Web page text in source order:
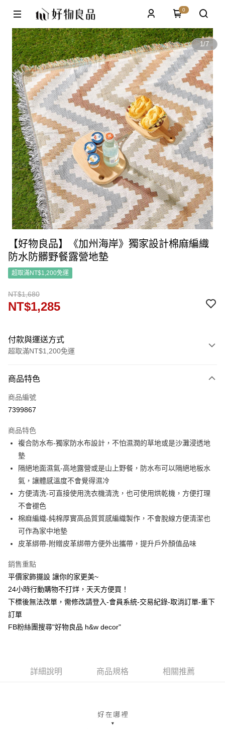
0
1/7
【好物良品】《加州海岸》獨家設計棉麻編織
防水防髒野餐露營地墊
超取滿NT$1,200免運
NT$1,680
NT$1,285
付款與運送方式
超取滿NT$1,200免運
信用卡一次付款
信用卡分期付款
合作金庫商業銀行
華南商業銀行
彰化商業銀行
上海商業儲蓄銀行
國泰世華商業銀行
兆豐國際商業銀行
臺灣中小企業銀行
匯豐（台灣）商業銀行
華泰商業銀行
聯邦商業銀行
遠東國際商業銀行
元大商業銀行
玉山商業銀行
星展（台灣）商業銀行
台新國際商業銀行
台灣樂天信用卡公司
6 期 0 利率 每期
華南商業銀行
上海商業儲蓄銀行
台北富邦商業銀行
國泰世華商業銀行
臺灣中小企業銀行
台中商業銀行
匯豐（台灣）商業銀行
聯邦商業銀行
遠東國際商業銀行
元大商業銀行
永豐商業銀行
玉山商業銀行
台新國際商業銀行
中國信託商業銀行
超商取貨付款
LINE Pay
Apple Pay
街口支付
悠遊付
全盈+PAY
AFTEE先享後付
相關說明
【關於「AFTEE先享後付」】
AFTEE先享後付是「在收到商品之後才付款」的支付方式。 讓您購物簡單
便利好安心！
１．簡單：不需註冊會員、不需綁卡、不需儲值。
２．便利：只要手機號碼，簡訊認證，即可結帳。
結帳頁面，進行簡訊認證並確認金額後，即可完成結帳。
購買商品的店家。未經商家同意取消之訂單仍視為有效，需透過AFTEE先享
運送方式
7-11取貨付款，消費滿 $1200(含以上)免運費
每筆NT$80，滿NT$1,200(含以上)免運費
商品特色
商品編號
7399867
商品特色
複合防水布-獨家防水布設計，不怕濕潤的草地或是沙灘浸透地
墊
隔絕地面濕氣-高地露營或是山上野餐，防水布可以隔絕地板水
氣，讓體感溫度不會覺得濕冷
方便清洗-可直接使用洗衣機清洗，也可使用烘乾機，方便打理
不會褪色
棉麻編織-純棉厚實高品質質感編織製作，不會脫線方便清潔也
可作為家中地墊
皮革綁帶-附贈皮革綁帶方便外出攜帶，提升戶外顏值品味
銷售重點
平價家飾擺設 讓你的家更美~
24小時行動購物不打烊，天天方便買！
下標後無法改單，需修改請登入-會員系統-交易紀錄-取消訂單-重下
訂單
FB粉絲團搜尋"好物良品 h&w decor"
詳細說明 商品規格 相關推薦